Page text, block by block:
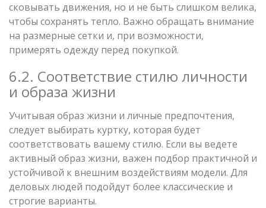
сковывать движения, но и не быть слишком велика,
чтобы сохранять тепло. Важно обращать внимание
на размерные сетки и, при возможности,
примерять одежду перед покупкой.
6.2. Соответствие стилю личности
и образа жизни
Учитывая образ жизни и личные предпочтения,
следует выбирать куртку, которая будет
соответствовать вашему стилю. Если вы ведете
активный образ жизни, важен подбор практичной и
устойчивой к внешним воздействиям модели. Для
деловых людей подойдут более классические и
строгие варианты.